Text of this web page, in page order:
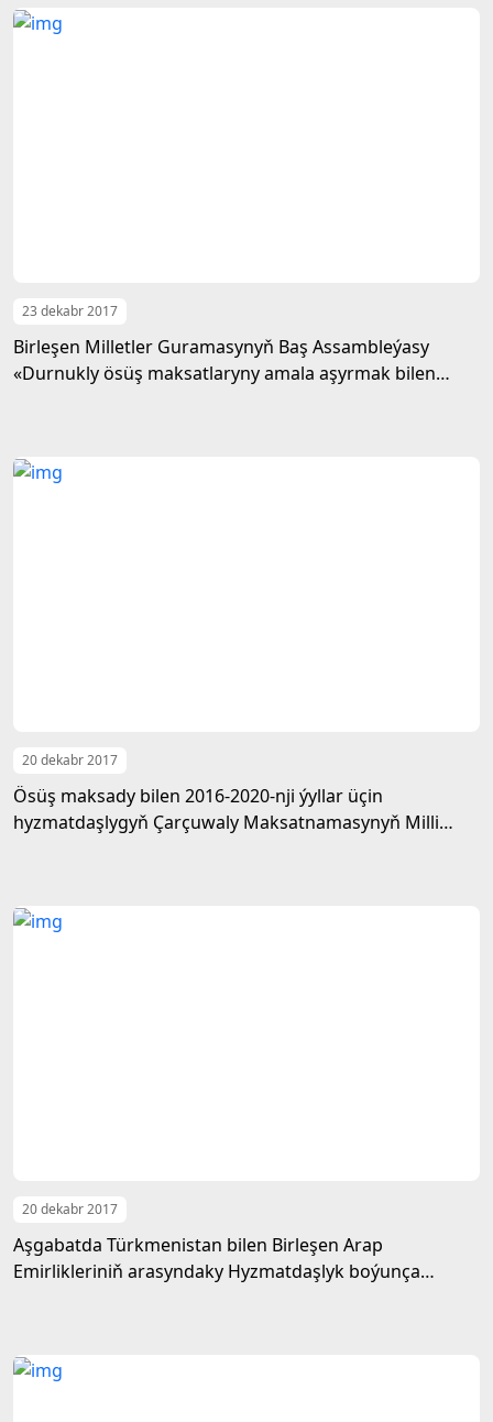
23 dekabr 2017
Birleşen Milletler Guramasynyň Baş Assambleýasy
«Durnukly ösüş maksatlaryny amala aşyrmak bilen
20 dekabr 2017
Ösüş maksady bilen 2016-2020-nji ýyllar üçin
hyzmatdaşlygyň Çarçuwaly Maksatnamasynyň Milli
20 dekabr 2017
Aşgabatda Türkmenistan bilen Birleşen Arap
Emirlikleriniň arasyndaky Hyzmatdaşlyk boýunça